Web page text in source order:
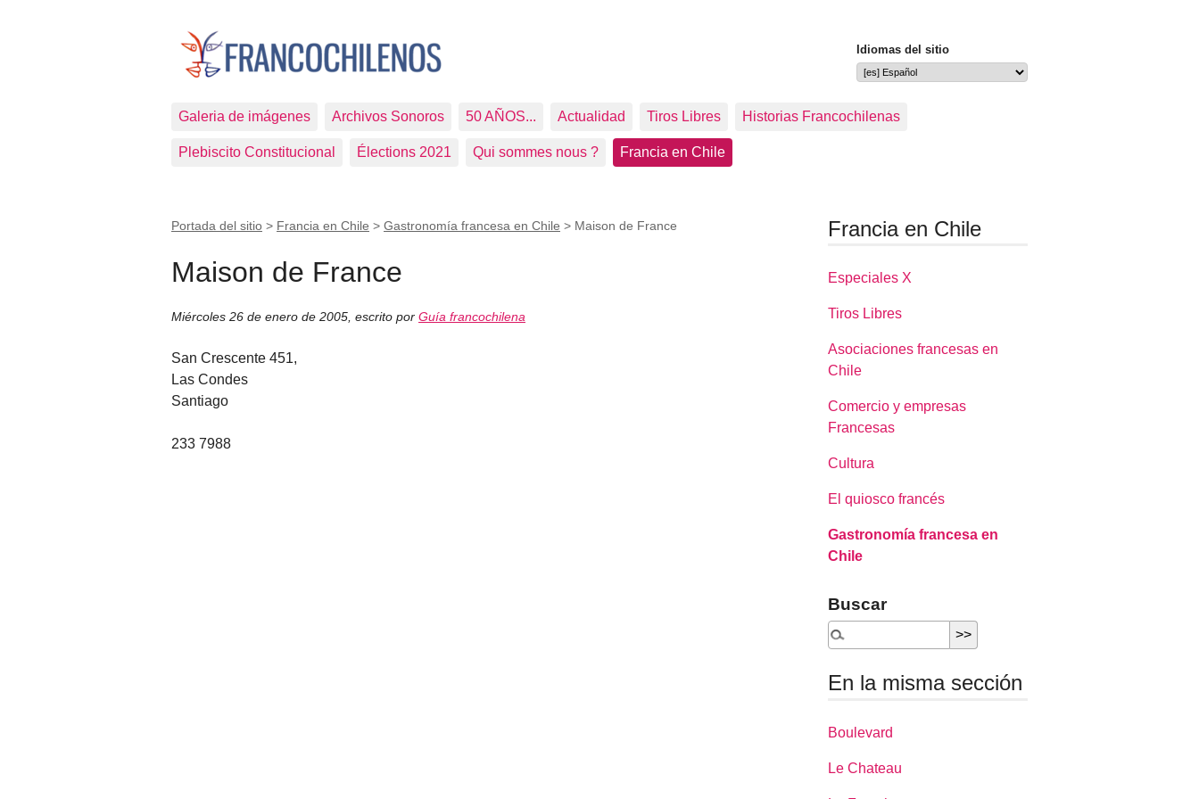
Idiomas del sitio
Galeria de imágenes Archivos Sonoros 50 AÑOS... Actualidad Tiros Libres Historias Francochilenas
Plebiscito Constitucional Élections 2021 Qui sommes nous ? Francia en Chile
Portada del sitio > Francia en Chile > Gastronomía francesa en Chile > Maison de France
Maison de France
Miércoles 26 de enero de 2005 escrito por Guía francochilena
San Crescente 451,
Las Condes
Santiago
233 7988
Francia en Chile
Especiales X
Tiros Libres
Asociaciones francesas en
Chile
Comercio y empresas
Francesas
Cultura
El quiosco francés
Gastronomía francesa en
Chile
Buscar
En la misma sección
Boulevard
Le Chateau